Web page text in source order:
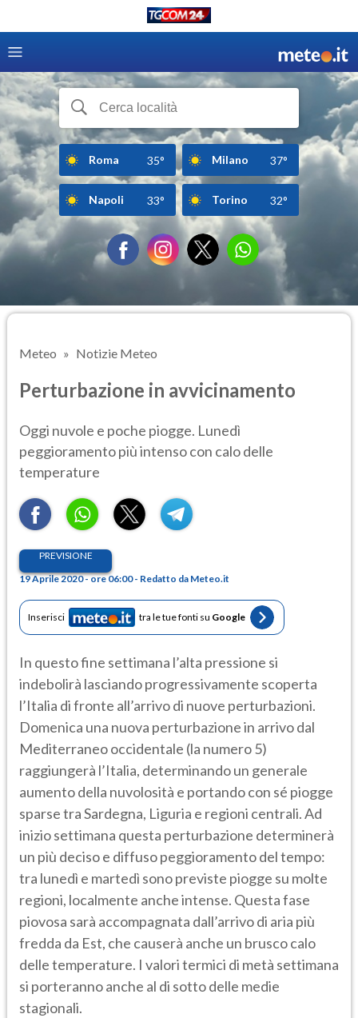
Roma 35° Milano 37°
Napoli 33° Torino 32°
Meteo Notizie Meteo
Perturbazione in avvicinamento
Oggi nuvole e poche piogge. Lunedì
peggioramento più intenso con calo delle
temperature
PREVISIONE
19 Aprile 2020 - ore 06:00 - Redatto da Meteo.it
Inserisci tra le tue fonti su Google
In questo fine settimana l’alta pressione si
indebolirà lasciando progressivamente scoperta
l’Italia di fronte all’arrivo di nuove perturbazioni.
Domenica una nuova perturbazione in arrivo dal
Mediterraneo occidentale (la numero 5)
raggiungerà l’Italia, determinando un generale
aumento della nuvolosità e portando con sé piogge
sparse tra Sardegna, Liguria e regioni centrali. Ad
inizio settimana questa perturbazione determinerà
un più deciso e diffuso peggioramento del tempo:
tra lunedì e martedì sono previste piogge su molte
regioni, localmente anche intense. Questa fase
piovosa sarà accompagnata dall’arrivo di aria più
fredda da Est, che causerà anche un brusco calo
delle temperature. I valori termici di metà settimana
si porteranno anche al di sotto delle medie
stagionali.